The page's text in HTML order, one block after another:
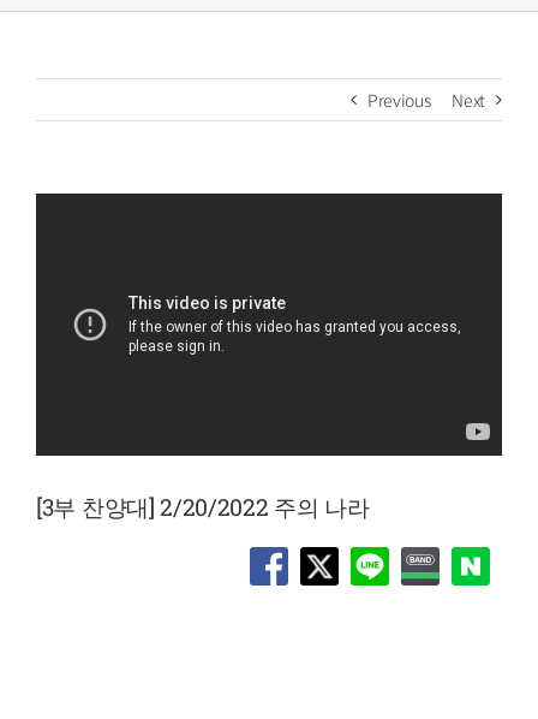
Previous Next
[3부 찬양대] 2/20/2022 주의 나라